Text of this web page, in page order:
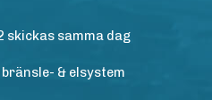
skickas samma dag
& elsystem